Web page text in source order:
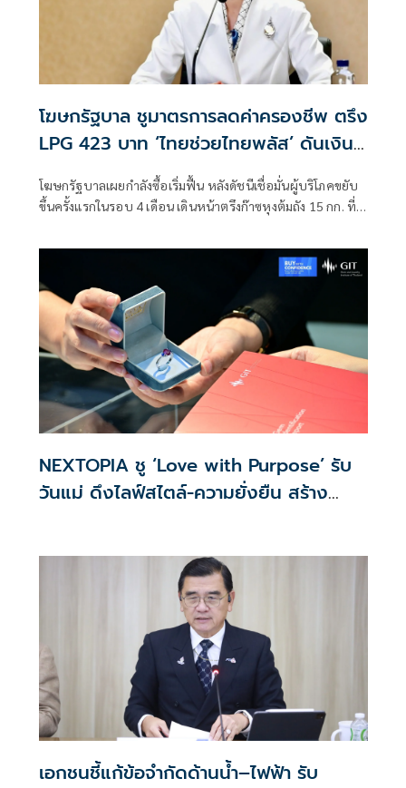
โฆษกรัฐบาล ชูมาตรการลดค่าครองชีพ ตรึง
LPG 423 บาท ‘ไทยช่วยไทยพลัส’ ดันเงิน
โฆษกรัฐบาลเผยกำลังซื้อเริ่มฟื้น หลังดัชนีเชื่อมั่นผู้บริโภคขยับ
ขึ้นครั้งแรกในรอบ 4 เดือน เดินหน้าตรึงก๊าซหุงต้มถัง 15 กก. ที่
พร้อมจับตาฐานะกองทุนน้ำมันฯ ติดลบกว่า 7.1 หมื่นล้านบาท
NEXTOPIA ชู ‘Love with Purpose’ รับ
วันแม่ ดึงไลฟ์สไตล์-ความยั่งยืน สร้าง
เอกชนชี้แก้ข้อจำกัดด้านน้ำ–ไฟฟ้า รับ